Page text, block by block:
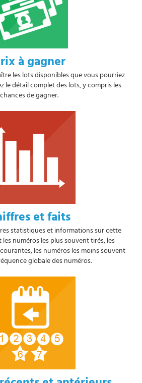
à gagner
les lots disponibles que vous pourriez
le détail complet des lots, y compris les
chances de gagner.
et faits
statistiques et informations sur cette
numéros les plus souvent tirés, les
les numéros les moins souvent
globale des numéros.